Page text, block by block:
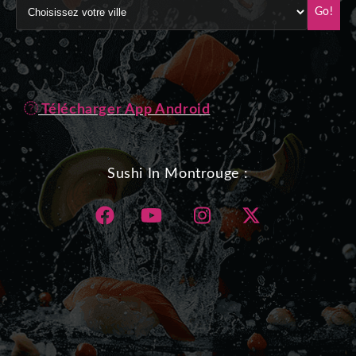
Go!
Télécharger App Android
Sushi In Montrouge :